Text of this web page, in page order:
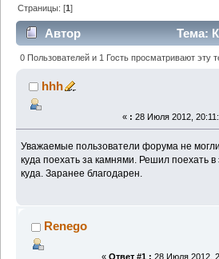
Страницы: [1]
Автор
Тема:
за камнями в России (Прочитано
0 Пользователей и 1 Гость просматривают эту
hhh
« : 28 Июля 2012,
Уважаемые пользователи форума не
куда поехать за камнями. Решил поехать
куда. Заранее благодарен.
Renego
« Ответ #1 : 28 Июля 2012,